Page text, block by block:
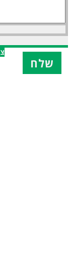
צור